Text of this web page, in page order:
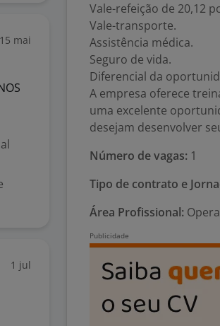
15 mai
1 jul
Vale-refeição de 20,12
Vale-transporte.
Assistência médica.
Seguro de vida.
Diferencial da
A empresa oferece
uma excelente
desejam desenvolver
Número de vagas: 1
Tipo de contrato e
Área Profissional: